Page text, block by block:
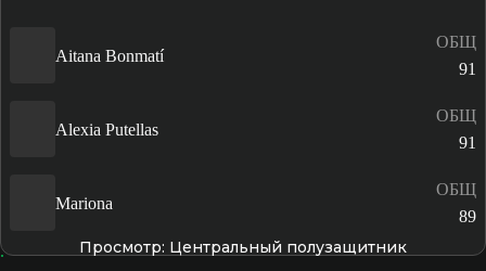
Aitana Bonmatí
ОБЩ
91
Alexia Putellas
ОБЩ
91
Mariona
ОБЩ
89
Просмотр: Центральный полузащитник